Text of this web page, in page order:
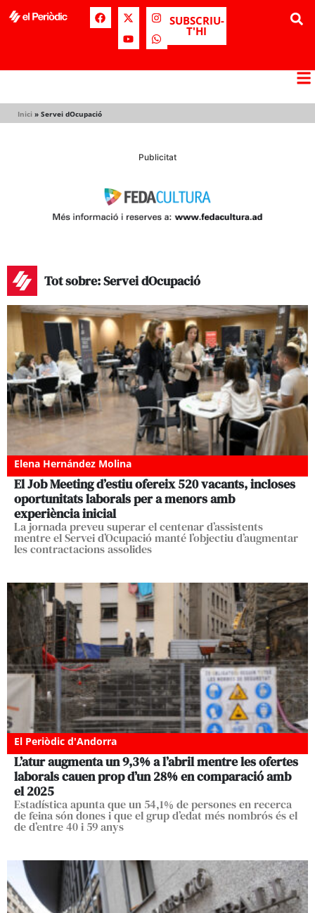
SUBSCRIU-
T'HI
Inici » Servei dOcupació
Publicitat
Tot sobre: Servei dOcupació
Elena Hernández Molina
El Job Meeting d’estiu ofereix 520 vacants, incloses
oportunitats laborals per a menors amb
experiència inicial
La jornada preveu superar el centenar d’assistents
mentre el Servei d’Ocupació manté l’objectiu d’augmentar
les contractacions assolides
El Periòdic d'Andorra
L’atur augmenta un 9,3% a l’abril mentre les ofertes
laborals cauen prop d’un 28% en comparació amb
el 2025
Estadística apunta que un 54,1% de persones en recerca
de feina són dones i que el grup d’edat més nombrós és el
de d’entre 40 i 59 anys